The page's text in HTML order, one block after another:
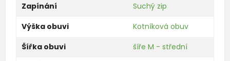
Zapínání
Suchý zip
Výška obuvi
Kotníková obuv
Šířka obuvi
šíře M - střední